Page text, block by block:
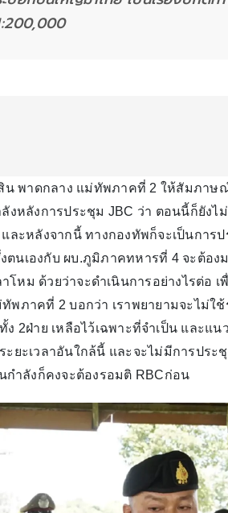
น พาดกลาง แม่ทัพภาคที่ 2 ให้สัมภาษ
งหลังการประชุม JBC ว่า ตอนนี้ก็ยังไ
ละหลังจากนี้ ทางกองทัพก็จะเป็นการ
ตนเองกับ ผบ.ภูมิภาคทหารที่ 4 จะต้อ
โหม ด้วยว่าจะดำเนินการอย่างไรต่อ
พภาคที่ 2 บอกว่า เราพยายามจะไม่ใ
2ฝ่าย เหลือไว้เฉพาะที่จำเป็น และแ
ะยะเวลาอันใกล้นี้ และจะไม่มีการประ
ำลังก็คงจะต้องรอมติ RBCก่อน